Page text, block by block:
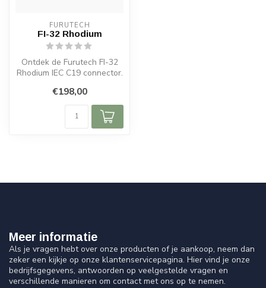
FURUTECH
FI-32 Rhodium
Ontdek de Furutech FI-32
Rhodium IEC C19 connector.
ideaal ...
€198,00
Meer informatie
Als je vragen hebt over onze producten of je aankoop, neem dan
zeker een kijkje op onze klantenservicepagina. Hier vind je onze
bedrijfsgegevens, antwoorden op veelgestelde vragen en
verschillende manieren om contact met ons op te nemen.